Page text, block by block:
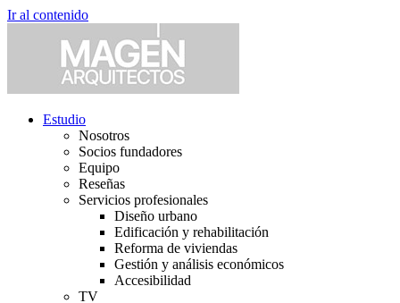
Ir al contenido
Estudio
Nosotros
Socios fundadores
Equipo
Reseñas
Servicios profesionales
Diseño urbano
Edificación y rehabilitación
Reforma de viviendas
Gestión y análisis económicos
Accesibilidad
TV